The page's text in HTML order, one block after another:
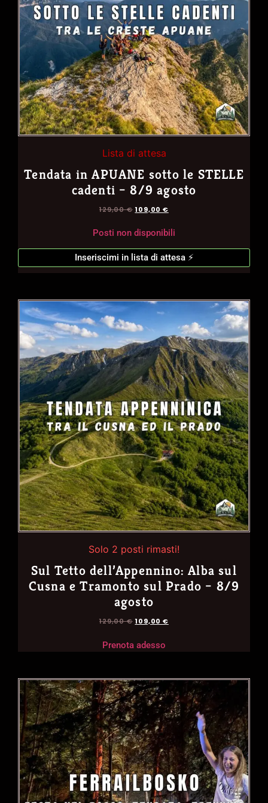
Lista di attesa
Tendata in APUANE sotto le STELLE
cadenti – 8/9 agosto
129,00€ 109,00€
Posti non disponibili
Inseriscimi in lista di attesa ⚡
Solo 2 posti rimasti!
Sul Tetto dell’Appennino: Alba sul
Cusna e Tramonto sul Prado – 8/9
agosto
129,00€ 109,00€
Prenota adesso